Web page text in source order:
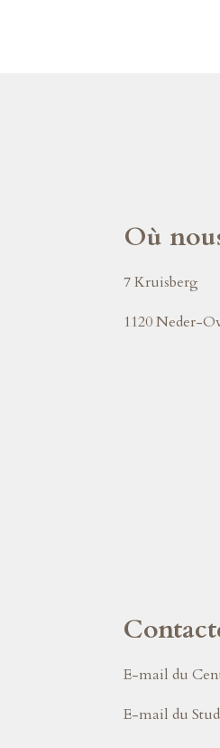
Où
7 Kruisberg
1120 Neder-
E-mail du
E-mail du